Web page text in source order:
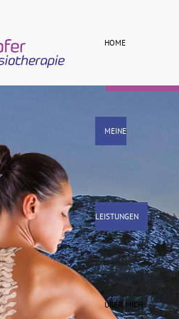
HOME
MEINE
LEISTUNGEN
ÜBER MICH